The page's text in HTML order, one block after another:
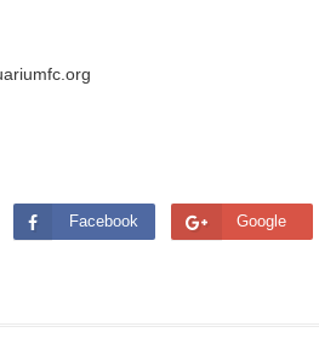
Facebook Google